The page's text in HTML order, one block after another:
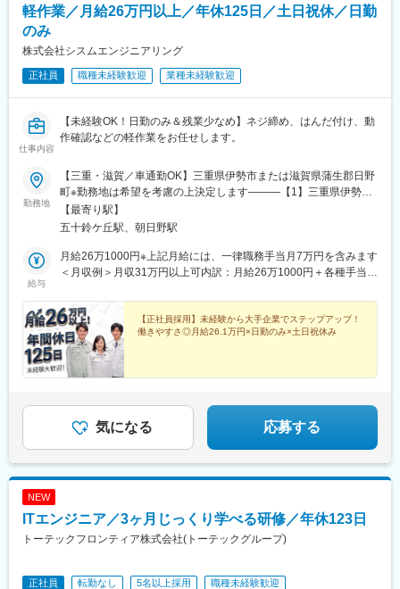
軽作業／月給26万円以上／年休125日／土日祝休／日勤
のみ
株式会社シスムエンジニアリング
正社員 職種未経験歓迎 業種未経験歓迎
仕事内容
【未経験OK！日勤のみ＆残業少なめ】ネジ締め、はんだ付け、動
作確認などの軽作業をお任せします。
勤務地
【三重・滋賀／車通勤OK】三重県伊勢市または滋賀県蒲生郡日野
町※勤務地は希望を考慮の上決定します―――【1】三重県伊勢市
※伊勢市内の大手メーカーでの勤務となります＜アクセス＞
JR「五十鈴ヶ丘駅」から車で10分JR・近鉄「伊勢市駅」から車で
車、バイク、自転車通勤もOK―――【2】滋賀県蒲生郡日野町大
字中在寺1225（株式会社ダイフク事業所内）※日野第二工業団地
線「朝日野駅」から車で10分近江鉄道本線「水口駅」から車で30
分※車通勤OK（無料駐車場あり）※バイク・自転車通勤は不可
【最寄り駅】
五十鈴ケ丘駅、朝日野駅
給与
月給26万1000円※上記月給には、一律職務手当月7万円を含みます
＜月収例＞月収31万円以上可内訳：月給26万1000円＋各種手当
ン代は距離換算で支給します。規定に準じて支給しますので、遠
方からの通勤も安心です！例）片道30～35kmの場合：月2万7000
円支給
【正社員採用】未経験から大手企業でステップアップ！
働きやすさ◎月給26.1万円×日勤のみ×土日祝休み
気になる 応募する
NEW
ITエンジニア／3ヶ月じっくり学べる研修／年休123日
トーテックフロンティア株式会社(トーテックグループ)
正社員 転勤なし 5名以上採用
職種未経験歓迎